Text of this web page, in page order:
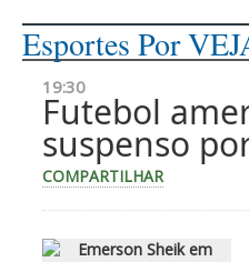
Esportes Por
19:30
Futebol
suspenso
COMPARTILHAR